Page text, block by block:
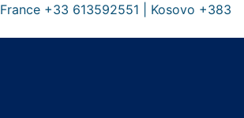
France +33 613592551 | Kosovo +383